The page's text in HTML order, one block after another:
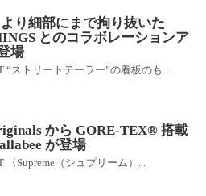
り細部にまで拘り抜いた
とのコラボレーションア
場
“ストリートテーラー”の看板のも...
から GORE-TEX®︎ 搭載
が登場
〈Supreme（シュプリーム）...